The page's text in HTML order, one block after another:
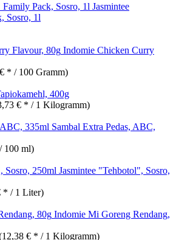
Jasmintee
Sosro, 1l
Indomie Chicken Curry
* / 100 Gramm)
400g
€ * / 1 Kilogramm)
Sambal Extra Pedas, ABC,
100 ml)
Jasmintee "Tehbotol", Sosro,
* / 1 Liter)
Indomie Mi Goreng Rendang,
€ * / 1 Kilogramm)